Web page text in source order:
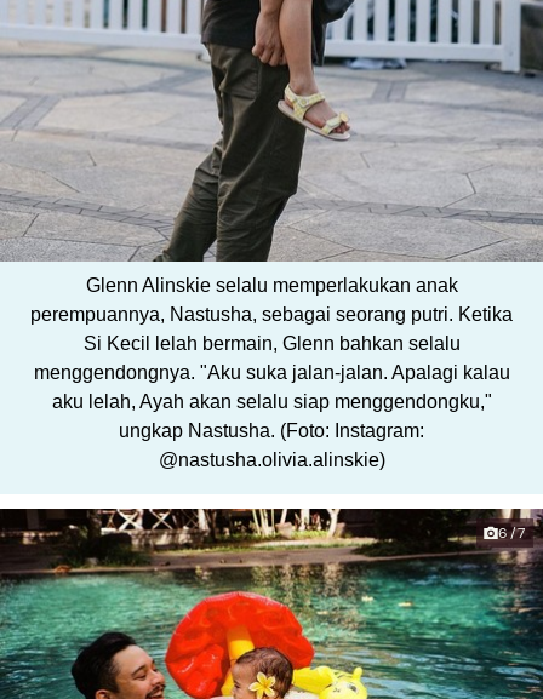
Glenn Alinskie selalu memperlakukan anak
perempuannya, Nastusha, sebagai seorang putri. Ketika
Si Kecil lelah bermain, Glenn bahkan selalu
menggendongnya. "Aku suka jalan-jalan. Apalagi kalau
aku lelah, Ayah akan selalu siap menggendongku,"
ungkap Nastusha. (Foto: Instagram:
@nastusha.olivia.alinskie)
6/7